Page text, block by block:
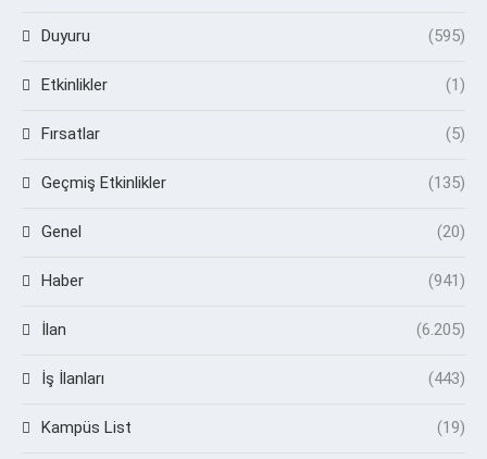
Duyuru (595)
Etkinlikler (1)
Fırsatlar (5)
Geçmiş Etkinlikler (135)
Genel (20)
Haber (941)
İlan (6.205)
İş İlanları (443)
Kampüs List (19)